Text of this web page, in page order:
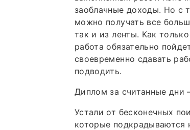
заоблачные доходы. Но с
можно получать все
так и из ленты. Как
работа обязательно
своевременно сдавать
подводить.
Диплом за считанные дни
Устали от бесконечных
которые подкрадываются